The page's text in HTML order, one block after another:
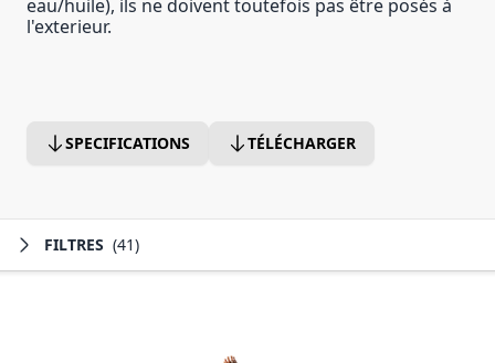
eau/huile), ils ne doivent toutefois pas être posés à
l'exterieur.
SPECIFICATIONS TÉLÉCHARGER
FILTRES (41)